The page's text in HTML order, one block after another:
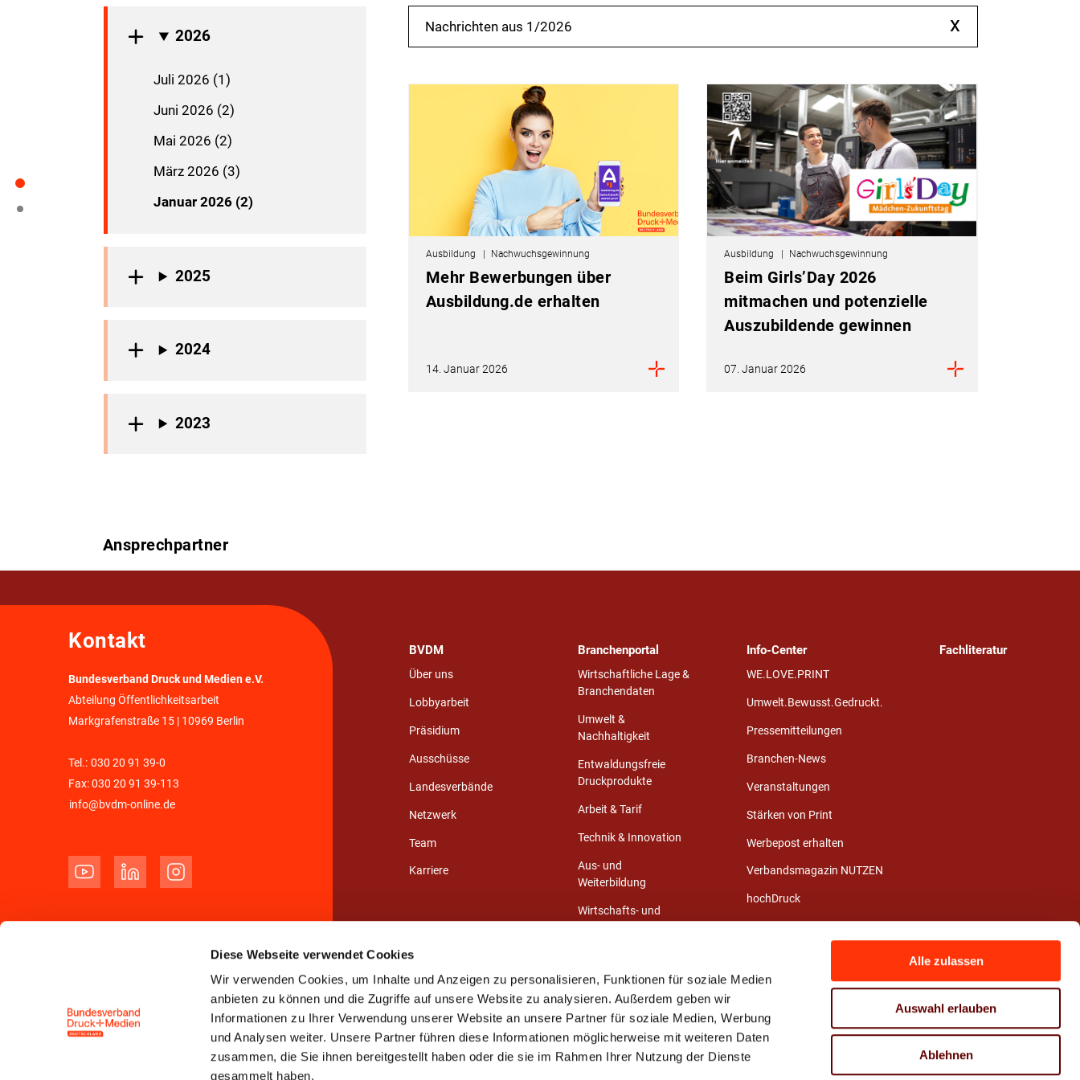
Diese Webseite verwendet Cookies
Wir verwenden Cookies, um Inhalte und Anzeigen zu personalisieren, Funktionen für soziale Medien
anbieten zu können und die Zugriffe auf unsere Website zu analysieren. Außerdem geben wir
Informationen zu Ihrer Verwendung unserer Website an unsere Partner für soziale Medien, Werbung
und Analysen weiter. Unsere Partner führen diese Informationen möglicherweise mit weiteren Daten
zusammen, die Sie ihnen bereitgestellt haben oder die sie im Rahmen Ihrer Nutzung der Dienste
gesammelt haben.
Alle zulassen
Auswahl erlauben
Ablehnen
2026
Juli 2026 (1)
Juni 2026 (2)
Mai 2026 (2)
März 2026 (3)
Januar 2026 (2)
2025
2024
2023
Nachrichten aus 1/2026 x
Ausbildung Nachwuchsgewinnung
Mehr Bewerbungen über
Ausbildung.de erhalten
14. Januar 2026
Ausbildung Nachwuchsgewinnung
Beim Girls’Day 2026
mitmachen und potenzielle
Auszubildende gewinnen
07. Januar 2026
Ansprechpartner
Kontakt
Bundesverband Druck und Medien e.V.
Abteilung Öffentlichkeitsarbeit
Markgrafenstraße 15 | 10969 Berlin
Tel.: 030 20 91 39-0
Fax: 030 20 91 39-113
info@bvdm-online.de
BVDM
Über uns
Lobbyarbeit
Präsidium
Ausschüsse
Landesverbände
Netzwerk
Team
Karriere
Branchenportal
Wirtschaftliche Lage &
Branchendaten
Umwelt &
Nachhaltigkeit
Entwaldungsfreie
Druckprodukte
Arbeit & Tarif
Technik & Innovation
Aus- und
Weiterbildung
Wirtschafts- und
Info-Center
WE.LOVE.PRINT
Umwelt.Bewusst.Gedruckt.
Pressemitteilungen
Branchen-News
Veranstaltungen
Stärken von Print
Werbepost erhalten
Verbandsmagazin NUTZEN
hochDruck
Stellenangebote
Azubi- und
Praktikumsbörse
Pressematerial
Fachliteratur